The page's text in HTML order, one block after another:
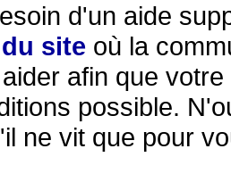
d'un aide
site où la
afin que
possible.
ne vit que pour